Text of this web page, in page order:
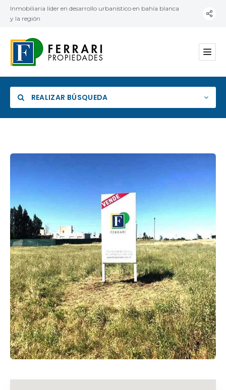
Inmobiliaria líder en desarrollo urbanístico en bahía blanca
y la región
REALIZAR BÚSQUEDA
Ubicación
Buscar